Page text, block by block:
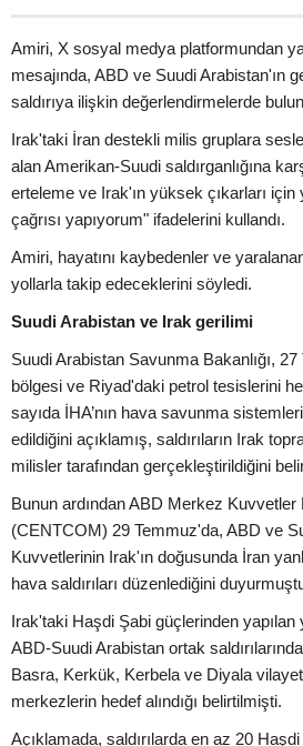
Amiri, X sosyal medya platformundan
mesajında, ABD ve Suudi Arabistan'ın
saldırıya ilişkin değerlendirmelerde
Irak'taki İran destekli milis gruplara
alan Amerikan-Suudi saldırganlığına
erteleme ve Irak'ın yüksek çıkarları için
çağrısı yapıyorum" ifadelerini kullandı.
Amiri, hayatını kaybedenler ve
yollarla takip edeceklerini söyledi.
Suudi Arabistan ve Irak gerilimi
Suudi Arabistan Savunma Bakanlığı,
bölgesi ve Riyad'daki petrol tesislerini
sayıda İHA’nın hava savunma
edildiğini açıklamış, saldırıların Irak
milisler tarafından gerçekleştirildiğini
Bunun ardından ABD Merkez Kuvvetler
(CENTCOM) 29 Temmuz'da, ABD ve
Kuvvetlerinin Irak'ın doğusunda İran
hava saldırıları düzenlediğini
Irak'taki Haşdi Şabi güçlerinden yapılan
ABD-Suudi Arabistan ortak
Basra, Kerkük, Kerbela ve Diyala
merkezlerin hedef alındığı belirtilmişti.
Açıklamada, saldırılarda en az 20